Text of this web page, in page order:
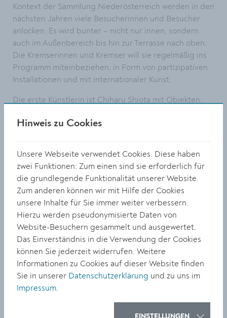
Kontext der Sammlung Niederösterreich werden in den
nächsten Jahren viele Besucherinnen und Besucher
anlocken. Es wird bunter – nicht nur innen, sondern
auch im Außenbereich bis hin zur Terrasse nach oben.
Die Kremserinnen und Kremser will sie regelmäßig ins
Programm miteinbeziehen, in Form von partizipativen
Installationen und mit internationaler Kunst.
Die erste Künstlerin ist Chiharu Shiota mit Objekten,
verweben wird.
Niederösterreich in die erste Riege der Kunstmuseen
in Österreich einreihen. Die markante Architektur des
Hauses verbinde ich mit Dynamik, Innovation und
Wagemut. Das sind auch die Leitmotive für mein
Programm“, betont die designierte Direktorin.
Ridler ist seit rund 30 Jahren in unterschiedlichen
Funktionen im internationalen Museums- und
Ausstellungsbereich tätig. Von 2013 bis 2018 war sie
wissenschaftliche Direktorin des Oberösterreichischen
Landesmuseums in Linz und von 2004 bis 2010
Gründungsdirektorin und Geschäftsführerin des
Weitere berufliche Stationen waren u. a. das Belvedere
Hinweis zu Cookies
Unsere Webseite verwendet Cookies. Diese haben
zwei Funktionen: Zum einen sind sie erforderlich für
die grundlegende Funktionalität unserer Website.
Zum anderen können wir mit Hilfe der Cookies
unsere Inhalte für Sie immer weiter verbessern.
Hierzu werden pseudonymisierte Daten von
Website-Besuchern gesammelt und ausgewertet.
Das Einverständnis in die Verwendung der Cookies
können Sie jederzeit widerrufen. Weitere
Informationen zu Cookies auf dieser Website finden
Sie in unserer Datenschutzerklärung und zu uns im
Impressum.
EINSTELLUNGEN